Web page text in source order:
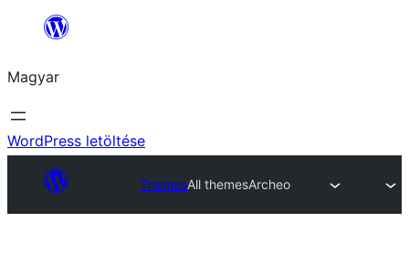
Ugrás
tartalomhoz
Magyar
WordPress letöltése
ThemesAll themesArcheo